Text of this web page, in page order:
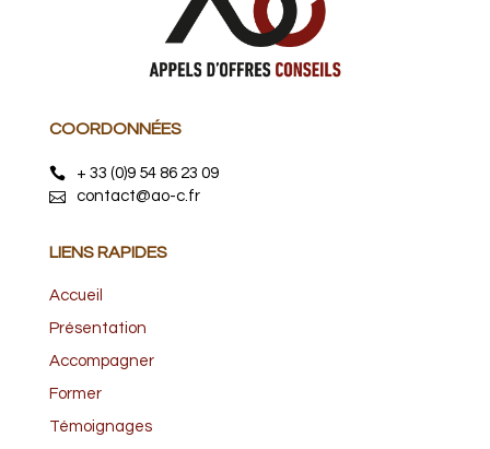
COORDONNÉES
+ 33 (0)9 54 86 23 09
contact@ao-c.fr
LIENS RAPIDES
Accueil
Présentation
Accompagner
Former
Témoignages